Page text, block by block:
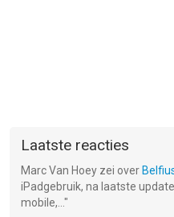
Laatste reacties
Marc Van Hoey zei over
iPadgebruik, na laatste
mobile,... "